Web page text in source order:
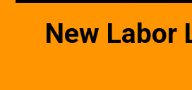
New Labor